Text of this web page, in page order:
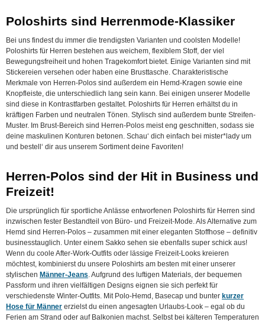
Poloshirts sind Herrenmode-Klassiker
Bei uns findest du immer die trendigsten Varianten und coolsten Modelle!
Poloshirts für Herren bestehen aus weichem, flexiblem Stoff, der viel
Bewegungsfreiheit und hohen Tragekomfort bietet. Einige Varianten sind mit
Stickereien versehen oder haben eine Brusttasche. Charakteristische
Merkmale von Herren-Polos sind außerdem ein Hemd-Kragen sowie eine
Knopfleiste, die unterschiedlich lang sein kann. Bei einigen unserer Modelle
sind diese in Kontrastfarben gestaltet. Poloshirts für Herren erhältst du in
kräftigen Farben und neutralen Tönen. Stylisch sind außerdem bunte Streifen-
Muster. Im Brust-Bereich sind Herren-Polos meist eng geschnitten, sodass sie
deine maskulinen Konturen betonen. Schau‘ dich einfach bei mister*lady um
und bestell‘ dir aus unserem Sortiment deine Favoriten!
Herren-Polos sind der Hit in Business und
Freizeit!
Die ursprünglich für sportliche Anlässe entworfenen Poloshirts für Herren sind
inzwischen fester Bestandteil von Büro- und Freizeit-Mode. Als Alternative zum
Hemd sind Herren-Polos – zusammen mit einer eleganten Stoffhose – definitiv
businesstauglich. Unter einem Sakko sehen sie ebenfalls super schick aus!
Wenn du coole After-Work-Outfits oder lässige Freizeit-Looks kreieren
möchtest, kombinierst du unsere Poloshirts am besten mit einer unserer
stylischen Männer-Jeans . Aufgrund des luftigen Materials, der bequemen
Passform und ihren vielfältigen Designs eignen sie sich perfekt für
verschiedenste Winter-Outfits. Mit Polo-Hemd, Basecap und bunter kurzer
Hose für Männer erzielst du einen angesagten Urlaubs-Look – egal ob du
Ferien am Strand oder auf Balkonien machst. Selbst bei kälteren Temperaturen